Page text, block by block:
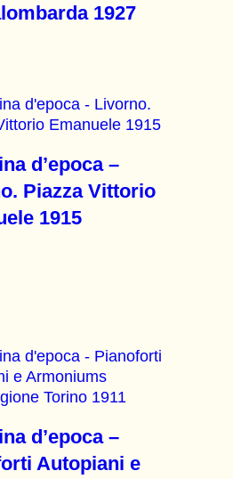
1927
d’epoca –
Piazza Vittorio
1915
d’epoca –
Autopiani e